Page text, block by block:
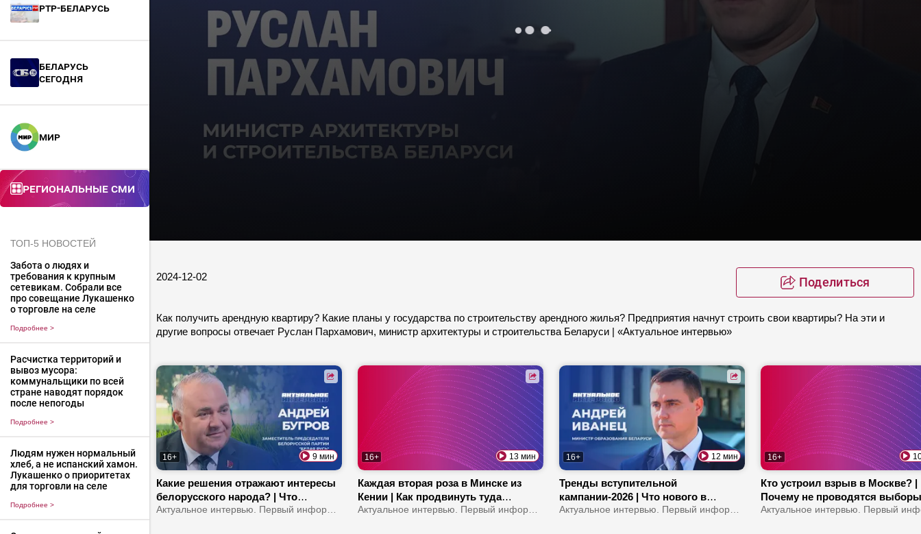
РТР-Беларусь
БЕЛАРУСЬ
СЕГОДНЯ
МИР
Региональные СМИ
ТОП-5 НОВОСТЕЙ
Забота о людях и
требования к крупным
сетевикам. Собрали все
про совещание Лукашенко
о торговле на селе
Подробнее >
Расчистка территорий и
вывоз мусора:
коммунальщики по всей
стране наводят порядок
после непогоды
Подробнее >
Людям нужен нормальный
хлеб, а не испанский хамон.
Лукашенко о приоритетах
для торговли на селе
Подробнее >
2024-12-02 Поделиться
Как получить арендную квартиру? Какие планы у государства по строительству арендного жилья? Предприятия начнут строить свои квартиры? На эти и
другие вопросы отвечает Руслан Пархамович, министр архитектуры и строительства Беларуси | «Актуальное интервью»
16+ 9 мин
Какие решения отражают интересы
белорусского народа? | Что
устанавливает мост между
Актуальное интервью. Первый информационный
16+ 13 мин
Каждая вторая роза в Минске из
Кении | Как продвинуть туда
молочку? | В Африке можно
Актуальное интервью. Первый информационный
16+ 12 мин
Тренды вступительной
кампании-2026 | Что нового в
образовании? | Как школьники
16+
Кто устроил взрыв в Москве? |
Почему не проводятся
Украине? | Зеленского хотят